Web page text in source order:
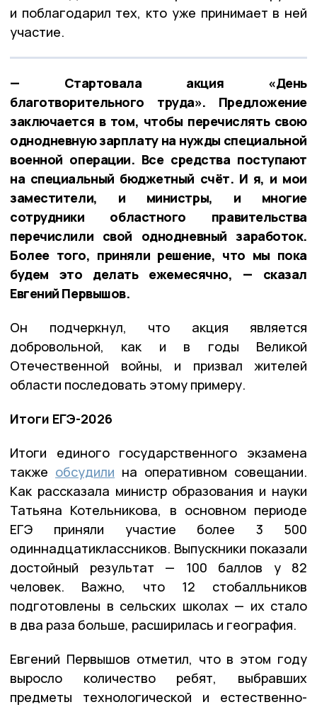
и поблагодарил тех, кто уже принимает в ней
участие.
— Стартовала акция «День
благотворительного труда». Предложение
заключается в том, чтобы перечислять свою
однодневную зарплату на нужды специальной
военной операции. Все средства поступают
на специальный бюджетный счёт. И я, и мои
заместители, и министры, и многие
сотрудники областного правительства
перечислили свой однодневный заработок.
Более того, приняли решение, что мы пока
будем это делать ежемесячно, — сказал
Евгений Первышов.
Он подчеркнул, что акция является
добровольной, как и в годы Великой
Отечественной войны, и призвал жителей
области последовать этому примеру.
Итоги ЕГЭ-2026
Итоги единого государственного экзамена
также обсудили на оперативном совещании.
Как рассказала министр образования и науки
Татьяна Котельникова, в основном периоде
ЕГЭ приняли участие более 3 500
одиннадцатиклассников. Выпускники показали
достойный результат — 100 баллов у 82
человек. Важно, что 12 стобалльников
подготовлены в сельских школах — их стало
в два раза больше, расширилась и география.
Евгений Первышов отметил, что в этом году
выросло количество ребят, выбравших
предметы технологической и естественно-